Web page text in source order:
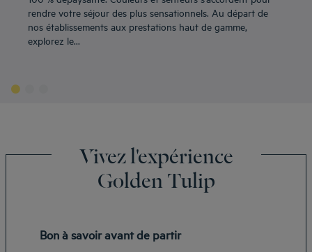
rendre votre séjour des plus sensationnels. Au départ de
nos établissements aux prestations haut de gamme,
explorez le...
Vivez l'expérience
Golden Tulip
Bon à savoir avant de partir